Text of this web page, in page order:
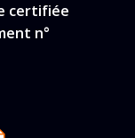
certifiée
n°